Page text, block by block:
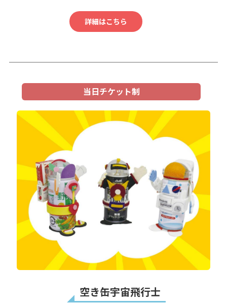
詳細はこちら
当日チケット制
空き缶宇宙飛行士